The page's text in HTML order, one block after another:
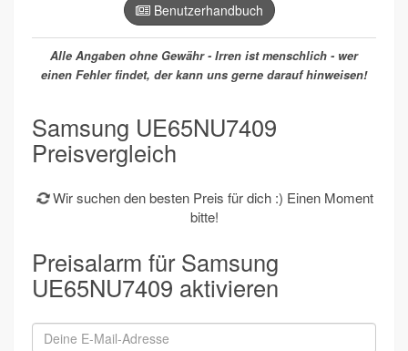
Benutzerhandbuch
Alle Angaben ohne Gewähr - Irren ist menschlich - wer
einen Fehler findet, der kann uns gerne darauf hinweisen!
Samsung UE65NU7409
Preisvergleich
Wir suchen den besten Preis für dich :) Einen Moment
bitte!
Preisalarm für Samsung
UE65NU7409 aktivieren